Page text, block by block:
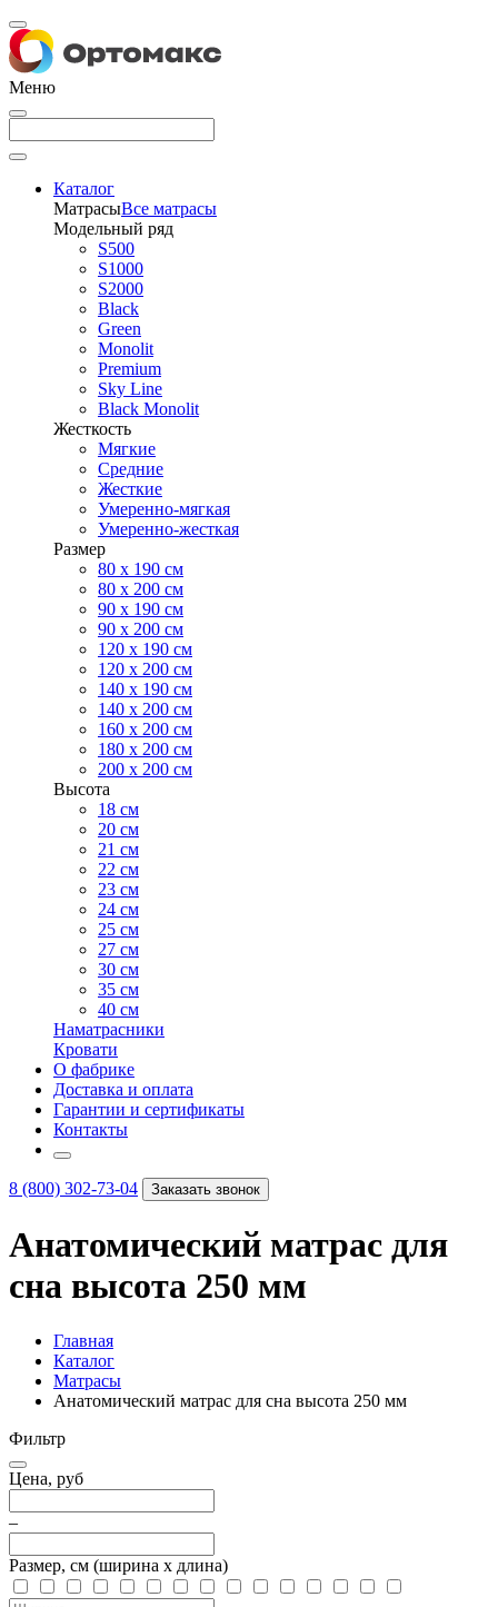
Меню
Каталог
МатрасыВсе матрасы
Модельный ряд
S500
S1000
S2000
Black
Green
Monolit
Premium
Sky Line
Black Monolit
Жесткость
Мягкие
Средние
Жесткие
Умеренно-мягкая
Умеренно-жесткая
Размер
80 х 190 см
80 х 200 см
90 х 190 см
90 х 200 см
120 х 190 см
120 х 200 см
140 х 190 см
140 х 200 см
160 х 200 см
180 х 200 см
200 х 200 см
Высота
18 см
20 см
21 см
22 см
23 см
24 см
25 см
27 см
30 см
35 см
40 см
Наматрасники
Кровати
О фабрике
Доставка и оплата
Гарантии и сертификаты
Контакты
8 (800) 302-73-04 Заказать звонок
Анатомический матрас для
сна высота 250 мм
Главная
Каталог
Матрасы
Анатомический матрас для сна высота 250 мм
Фильтр
Цена, руб
–
Размер, см (ширина х длина)